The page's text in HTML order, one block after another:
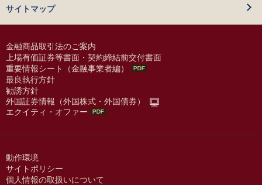
サイトマップ
金融商品取引法のご案内
上場有価証券等書面・契約締結前交付書面
重要情報シート（金融事業者編）
最良執行方針
勧誘方針
外国証券情報（外国株式・外国債券）
エクイティ・オファー
動作環境
サイトポリシー
個人情報の取扱いについて